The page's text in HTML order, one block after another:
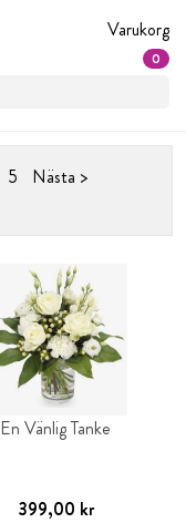
Varukorg
0
5
Nästa >
En Vänlig Tanke
399,00 kr